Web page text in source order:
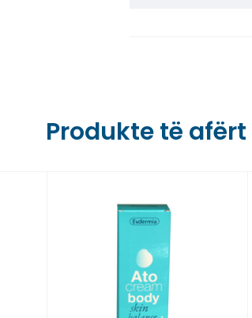
Farmaci
Farmaci
Farmaci
Farmaci
Produkte të afërt